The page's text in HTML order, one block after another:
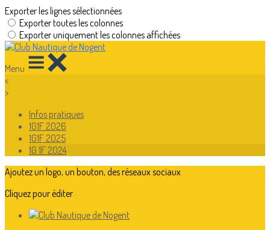
Exporter les lignes sélectionnées
Exporter toutes les colonnes
Exporter uniquement les colonnes affichées
Menu
<
>
Infos pratiques
1G1F 2026
1G1F 2025
1G 1F 2024
Ajoutez un logo, un bouton, des réseaux sociaux
Cliquez pour éditer